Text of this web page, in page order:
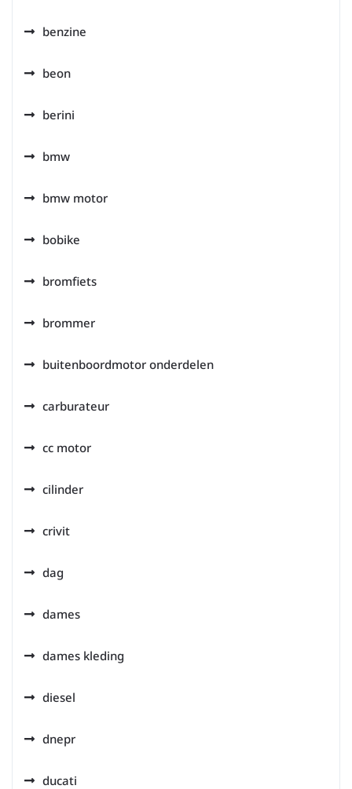
benzine
beon
berini
bmw
bmw motor
bobike
bromfiets
brommer
buitenboordmotor onderdelen
carburateur
cc motor
cilinder
crivit
dag
dames
dames kleding
diesel
dnepr
ducati